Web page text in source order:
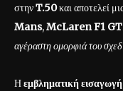
στηνT.50και αποτελεί
Mans,McLaren F1
αγέραστη ομορφιά του
Ηεμβληματική